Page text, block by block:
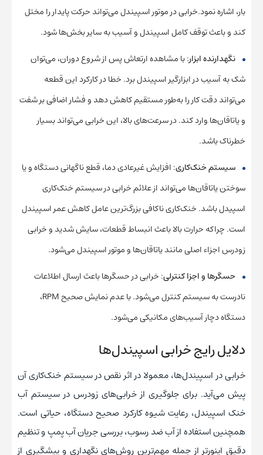
بار، اشاره نمود.خرابی در موتور اسپیندل می‌تواند حرکت پایدار را مختل
کند و باعث توقف کامل اسپیندل و آسیب به سایر بخش‌ها شود.
نگهدارنده ابزار: با مشاهده ارتعاش پس از شروع دوران، می‌توان
شک به آسیب در ابزارگیر اسپیندل برد. خطا در کارکرد این قطعه
می‌تواند دقت کار را به‌طور مستقیم کاهش دهد و فشار اضافی بر شفت
و یاتاقان‌ها وارد کند. در سرعت‌های بالا، این خرابی می‌تواند بسیار
خطرناک باشد.
سیستم خنک‌کاری: افزایش غیرعادی دما، قطع ناگهانی دستگاه و یا
سوختن یاتاقان‌ها می‌تواند از علائم خرابی در سیستم خنک‌کاری
اسپیدل باشد. خنک‌کاری ناکافی بزرگ‌ترین عامل کاهش عمر اسپیندل
است. چراکه حرارت بالا باعث انبساط قطعات، سایش شدید و خرابی
زودرس اجزاء اصلی مانند یاتاقان‌ها و موتور اسپیندل می‌شود.
حسگرها و اجزا کنترلی: خرابی در حسگرها باعث ارسال اطلاعات
نادرست به سیستم کنترل می‌شود. با عدم نمایش صحیح RPM،
دستگاه دچار آسیب‌های مکانیکی می‌شود.
دلایل رایج خرابی اسپیندل‌ها
خرابی در اسپیندل‌ها، معمولا در اثر نقص در سیستم خنک‌کاری آن
پیش می‌آید. برای جلوگیری از خرابی‌های زودرس در سیستم آب
خنک اسپیندل، رعایت شیوه کارکرد صحیح دستگاه، حیاتی است.
همچنین استفاده از آب ضد رسوب، بررسی جریان آب پمپ و تنظیم
دقیق اینورتر از جمله مهم‌ترین روش‌های نگهداری و پیشگیری از